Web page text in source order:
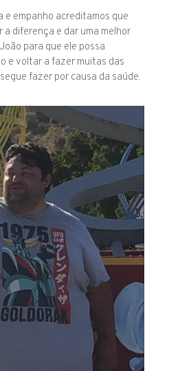
e empanho acreditamos que
diferença e dar uma melhor
para que ele possa
e voltar a fazer muitas das
fazer por causa da saúde.